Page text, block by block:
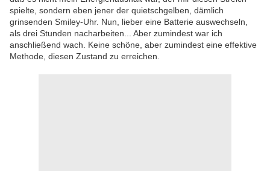
spielte, sondern eben jener der quietschgelben, dämlich
grinsenden Smiley-Uhr. Nun, lieber eine Batterie auswechseln,
als drei Stunden nacharbeiten... Aber zumindest war ich
anschließend wach. Keine schöne, aber zumindest eine effektive
Methode, diesen Zustand zu erreichen.